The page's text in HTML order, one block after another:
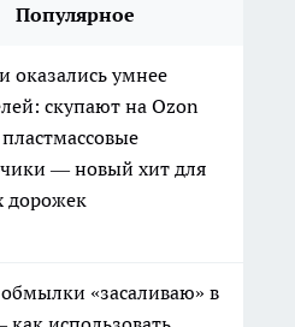
Популярное
оказались умнее
скупают на Ozon
— новый хит для
дорожек
«засаливаю» в